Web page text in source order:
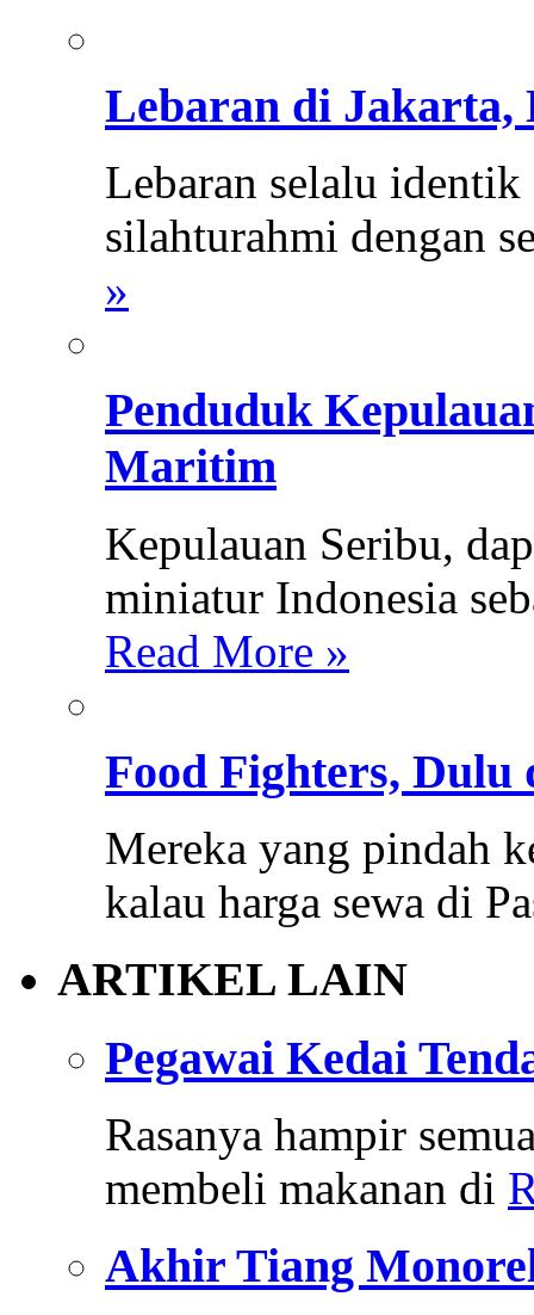
Lebaran di Jakarta,
Lebaran selalu
silahturahmi dengan
»
Penduduk
Maritim
Kepulauan Seribu,
miniatur Indonesia
Read More »
Food Fighters, Dulu
Mereka yang pindah
kalau harga sewa di
ARTIKEL LAIN
Pegawai Kedai
Rasanya hampir
membeli makanan di
Akhir Tiang